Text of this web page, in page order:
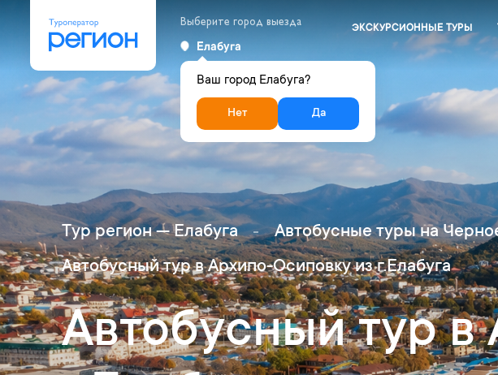
Выберите город выезда
Елабуга
Ваш город Елабуга?
Нет Да
ЭКСКУРСИОННЫЕ ТУРЫ
Тур регион — Елабуга
Автобусные туры на
Автобусный тур в Архипо-Осиповку из г.Елабуга
Автобусный тур